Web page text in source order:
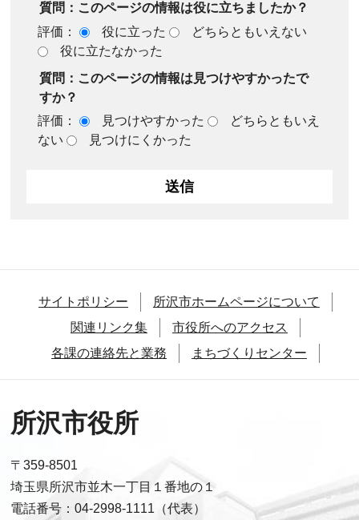
質問：このページの情報は役に立ちましたか？
評価：
役に立った
どちらともいえない
役に立たなかった
質問：このページの情報は見つけやすかったで
すか？
評価：
見つけやすかった
どちらともいえ
ない
見つけにくかった
サイトポリシー
所沢市ホームページについて
関連リンク集
市役所へのアクセス
各課の連絡先と業務
まちづくりセンター
所沢市役所
〒359-8501
埼玉県所沢市並木一丁目１番地の１
電話番号：04-2998-1111（代表）